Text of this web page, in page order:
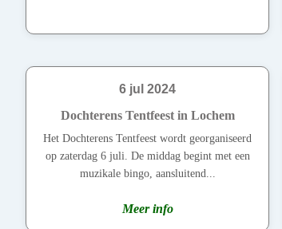
6 jul 2024
Dochterens Tentfeest in Lochem
Het Dochterens Tentfeest wordt georganiseerd
op zaterdag 6 juli. De middag begint met een
muzikale bingo, aansluitend...
Meer info